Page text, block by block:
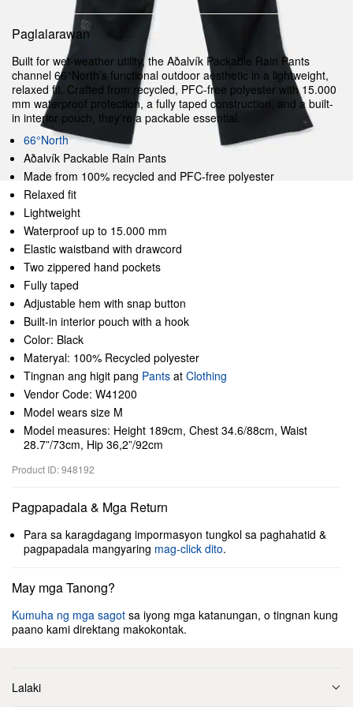
Paglalarawan
Built for wet-weather utility, the Aðalvík Packable Rain Pants
channel 66°North’s functional outdoor aesthetic in a lightweight,
relaxed fit. Crafted from recycled, PFC-free polyester with 15.000
mm waterproof protection, a fully taped construction, and a built-
in interior pouch, they’re a packable essential.
66°North
Aðalvík Packable Rain Pants
Made from 100% recycled and PFC-free polyester
Relaxed fit
Lightweight
Waterproof up to 15.000 mm
Elastic waistband with drawcord
Two zippered hand pockets
Fully taped
Adjustable hem with snap button
Built-in interior pouch with a hook
Color: Black
Materyal: 100% Recycled polyester
Tingnan ang higit pang Pants at Clothing
Vendor Code: W41200
Model wears size M
Model measures: Height 189cm, Chest 34.6/88cm, Waist
28.7”/73cm, Hip 36,2”/92cm
Product ID: 948192
Pagpapadala & Mga Return
Para sa karagdagang impormasyon tungkol sa paghahatid &
pagpapadala mangyaring mag-click dito.
May mga Tanong?
Kumuha ng mga sagot sa iyong mga katanungan, o tingnan kung
paano kami direktang makokontak.
Lalaki